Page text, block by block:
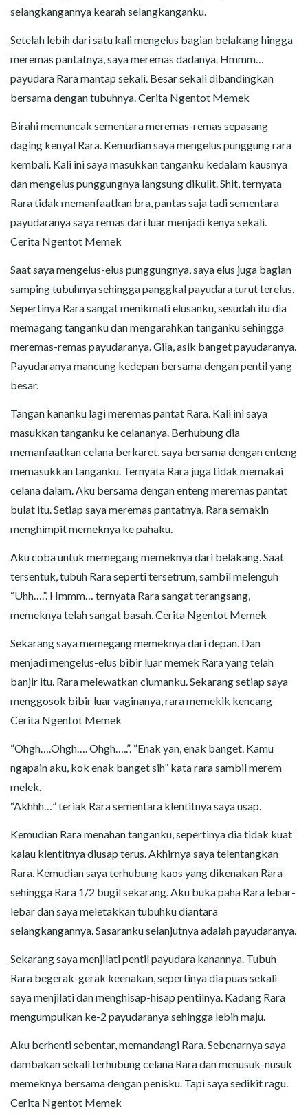
selangkangannya kearah selangkanganku.
Setelah lebih dari satu kali mengelus bagian belakang hingga
meremas pantatnya, saya meremas dadanya. Hmmm…
payudara Rara mantap sekali. Besar sekali dibandingkan
bersama dengan tubuhnya. Cerita Ngentot Memek
Birahi memuncak sementara meremas-remas sepasang
daging kenyal Rara. Kemudian saya mengelus punggung rara
kembali. Kali ini saya masukkan tanganku kedalam kausnya
dan mengelus punggungnya langsung dikulit. Shit, ternyata
Rara tidak memanfaatkan bra, pantas saja tadi sementara
payudaranya saya remas dari luar menjadi kenya sekali.
Cerita Ngentot Memek
Saat saya mengelus-elus punggungnya, saya elus juga bagian
samping tubuhnya sehingga panggkal payudara turut terelus.
Sepertinya Rara sangat menikmati elusanku, sesudah itu dia
memagang tanganku dan mengarahkan tanganku sehingga
meremas-remas payudaranya. Gila, asik banget payudaranya.
Payudaranya mancung kedepan bersama dengan pentil yang
besar.
Tangan kananku lagi meremas pantat Rara. Kali ini saya
masukkan tanganku ke celananya. Berhubung dia
memanfaatkan celana berkaret, saya bersama dengan enteng
memasukkan tanganku. Ternyata Rara juga tidak memakai
celana dalam. Aku bersama dengan enteng meremas pantat
bulat itu. Setiap saya meremas pantatnya, Rara semakin
menghimpit memeknya ke pahaku.
Aku coba untuk memegang memeknya dari belakang. Saat
tersentuk, tubuh Rara seperti tersetrum, sambil melenguh
“Uhh….”. Hmmm… ternyata Rara sangat terangsang,
memeknya telah sangat basah. Cerita Ngentot Memek
Sekarang saya memegang memeknya dari depan. Dan
menjadi mengelus-elus bibir luar memek Rara yang telah
banjir itu. Rara melewatkan ciumanku. Sekarang setiap saya
menggosok bibir luar vaginanya, rara memekik kencang
Cerita Ngentot Memek
“Ohgh….Ohgh…. Ohgh…..”. “Enak yan, enak banget. Kamu
ngapain aku, kok enak banget sih” kata rara sambil merem
melek.
“Akhhh…” teriak Rara sementara klentitnya saya usap.
Kemudian Rara menahan tanganku, sepertinya dia tidak kuat
kalau klentitnya diusap terus. Akhirnya saya telentangkan
Rara. Kemudian saya terhubung kaos yang dikenakan Rara
sehingga Rara 1/2 bugil sekarang. Aku buka paha Rara lebar-
lebar dan saya meletakkan tubuhku diantara
selangkangannya. Sasaranku selanjutnya adalah payudaranya.
Sekarang saya menjilati pentil payudara kanannya. Tubuh
Rara begerak-gerak keenakan, sepertinya dia puas sekali
saya menjilati dan menghisap-hisap pentilnya. Kadang Rara
mengumpulkan ke-2 payudaranya sehingga lebih maju.
Aku berhenti sebentar, memandangi Rara. Sebenarnya saya
dambakan sekali terhubung celana Rara dan menusuk-nusuk
memeknya bersama dengan penisku. Tapi saya sedikit ragu.
Cerita Ngentot Memek